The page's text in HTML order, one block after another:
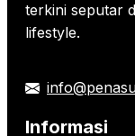
terkini seputar
lifestyle.
Informasi